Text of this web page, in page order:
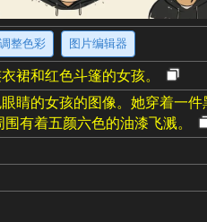
调整色彩 图片编辑器
裙和红色斗篷的女孩。
睛的女孩的图像。她穿着一
有着五颜六色的油漆飞溅。